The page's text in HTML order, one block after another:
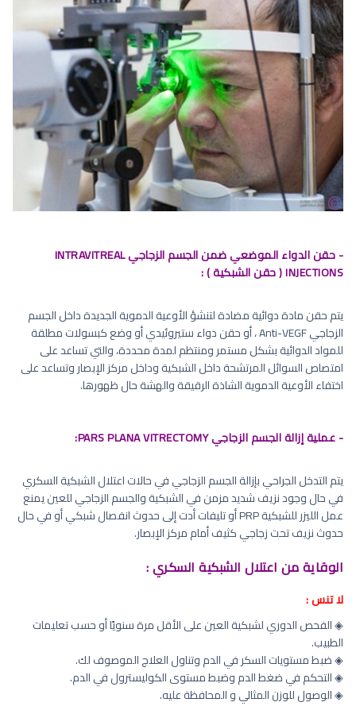
- حقن الدواء الموضعي ضمن الجسم الزجاجي INTRAVITREAL
INJECTIONS ( حقن الشبكية ) :
يتم حقن مادة دوائية مضادة لتنشؤ الأوعية الدموية الجديدة داخل الجسم
الزجاجي Anti-VEGF ، أو حقن دواء ستيروئيدي أو وضع كبسولات مطلقة
للمواد الدوائية بشكل مستمر ومنتظم لمدة محددة، والتي تساعد على
امتصاص السوائل المرتشحة داخل الشبكية وداخل مركز الإبصار وتساعد على
اختفاء الأوعية الدموية الشاذة الرقيقة والهشة حال ظهورها.
- عملية إزالة الجسم الزجاجي PARS PLANA VITRECTOMY:
يتم التدخل الجراحي بإزالة الجسم الزجاجي في حالات اعتلال الشبكية السكري
في حال وجود نزيف شديد مزمن في الشبكية والجسم الزجاجي للعين يمنع
عمل الليزر للشبكية PRP أو تليفات أدت إلى حدوث انفصال شبكي أو في حال
حدوث نزيف تحت زجاجي كثيف أمام مركز الإبصار.
الوقاية من اعتلال الشبكية السكري :
لا تنس :
◈ الفحص الدوري لشبكية العين على الأقل مرة سنويًا أو حسب تعليمات
الطبيب.
◈ ضبط مستويات السكر في الدم وتناول العلاج الموصوف لك.
◈ التحكم في ضغط الدم وضبط مستوى الكوليسترول في الدم.
◈ الوصول للوزن المثالي و المحافظة عليه.